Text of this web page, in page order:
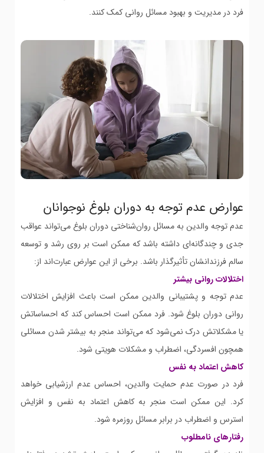
فرد در مدیریت و بهبود مسائل روانی کمک کنند.
عوارض عدم توجه به دوران بلوغ نوجوانان
عدم توجه والدین به مسائل روان‌شناختی دوران بلوغ می‌تواند عواقب
جدی و چندگانه‌ای داشته باشد که ممکن است بر روی رشد و توسعه
سالم فرزندانشان تأثیرگذار باشد. برخی از این عوارض عبارت‌اند از:
اختلالات روانی بیشتر
عدم توجه و پشتیبانی والدین ممکن است باعث افزایش اختلالات
روانی دوران بلوغ شود. فرد ممکن است احساس کند که احساساتش
یا مشکلاتش درک نمی‌شود که می‌تواند منجر به بیشتر شدن مسائلی
همچون افسردگی، اضطراب و مشکلات هویتی شود.
کاهش اعتماد به نفس
فرد در صورت عدم حمایت والدین، احساس عدم ارزشیابی خواهد
کرد. این ممکن است منجر به کاهش اعتماد به نفس و افزایش
استرس و اضطراب در برابر مسائل روزمره شود.
رفتارهای نامطلوب